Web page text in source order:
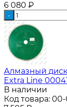
6 080 ₽
-
Алмазный диск
Extra Line
В наличии
Код товара: 00-